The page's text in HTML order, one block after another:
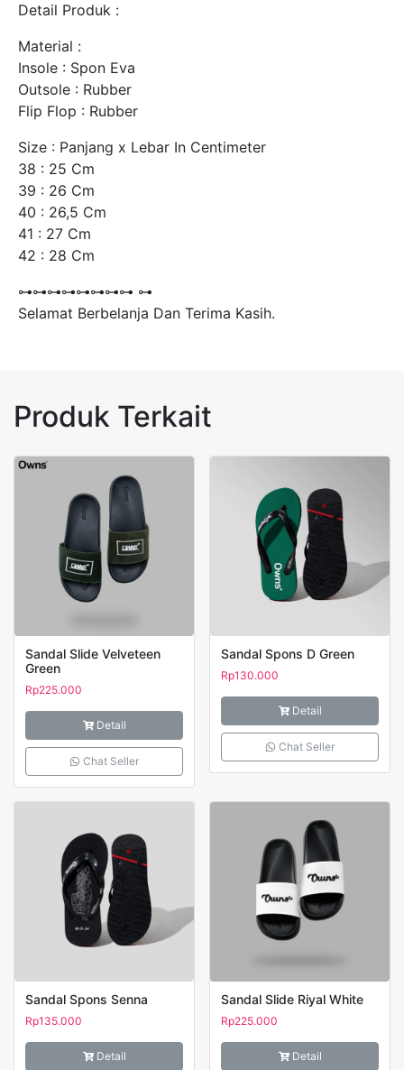
Detail Produk :
Material :
Insole : Spon Eva
Outsole : Rubber
Flip Flop : Rubber
Size : Panjang x Lebar In Centimeter
38 : 25 Cm
39 : 26 Cm
40 : 26,5 Cm
41 : 27 Cm
42 : 28 Cm
⊶⊶⊶⊶⊶⊶⊶⊶ ⊶
Selamat Berbelanja Dan Terima Kasih.
Produk Terkait
Sandal Slide Velveteen
Green
Rp225.000
Detail
Chat Seller
Sandal Spons D Green
Rp130.000
Detail
Chat Seller
Sandal Spons Senna
Rp135.000
Detail
Sandal Slide Riyal White
Rp225.000
Detail